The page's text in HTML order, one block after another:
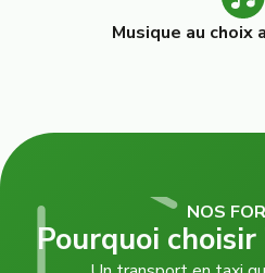
Musique au
NOS
Pourquoi